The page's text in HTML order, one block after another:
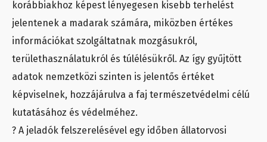
korábbiakhoz képest lényegesen kisebb terhelést
jelentenek a madarak számára, miközben értékes
információkat szolgáltatnak mozgásukról,
területhasználatukról és túlélésükről. Az így gyűjtött
adatok nemzetközi szinten is jelentős értéket
képviselnek, hozzájárulva a faj természetvédelmi célú
kutatásához és védelméhez.
? A jeladók felszerelésével egy időben állatorvosi